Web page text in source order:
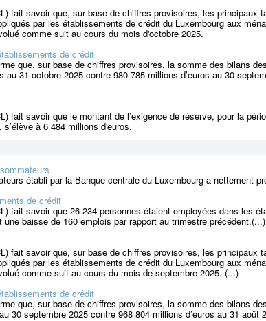
fait savoir que, sur base de chiffres provisoires, les principaux
par les établissements de crédit du Luxembourg aux
comme suit au cours du mois d'octobre 2025.
de crédit
que, sur base de chiffres provisoires, la somme des bilans
au 31 octobre 2025 contre 980 785 millions d’euros au 30
fait savoir que le montant de l’exigence de réserve, pour la
à 6 484 millions d'euros.
établi par la Banque centrale du Luxembourg a nettement
de crédit
fait savoir que 26 234 personnes étaient employées dans les
baisse de 160 emplois par rapport au trimestre précédent.(...)
fait savoir que, sur base de chiffres provisoires, les principaux
par les établissements de crédit du Luxembourg aux
comme suit au cours du mois de septembre 2025. (...)
de crédit
que, sur base de chiffres provisoires, la somme des bilans
30 septembre 2025 contre 968 804 millions d’euros au 31